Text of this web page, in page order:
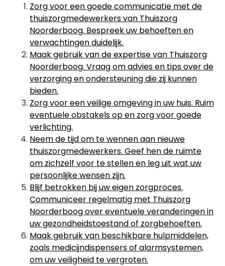
Zorg voor een goede communicatie met de
thuiszorgmedewerkers van Thuiszorg
Noorderboog. Bespreek uw behoeften en
verwachtingen duidelijk.
Maak gebruik van de expertise van Thuiszorg
Noorderboog. Vraag om advies en tips over de
verzorging en ondersteuning die zij kunnen
bieden.
Zorg voor een veilige omgeving in uw huis. Ruim
eventuele obstakels op en zorg voor goede
verlichting.
Neem de tijd om te wennen aan nieuwe
thuiszorgmedewerkers. Geef hen de ruimte
om zichzelf voor te stellen en leg uit wat uw
persoonlijke wensen zijn.
Blijf betrokken bij uw eigen zorgproces.
Communiceer regelmatig met Thuiszorg
Noorderboog over eventuele veranderingen in
uw gezondheidstoestand of zorgbehoeften.
Maak gebruik van beschikbare hulpmiddelen,
zoals medicijndispensers of alarmsystemen,
om uw veiligheid te vergroten.